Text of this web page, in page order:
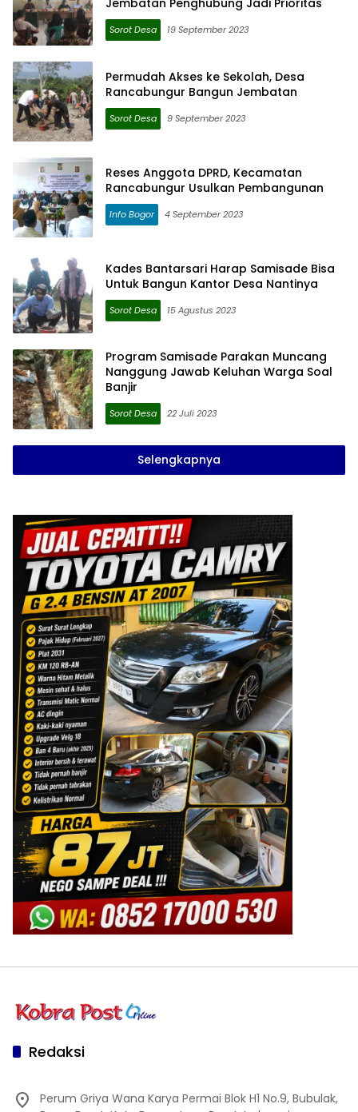
Jembatan Penghubung Jadi Prioritas
Sorot Desa 19 September 2023
Permudah Akses ke Sekolah, Desa
Rancabungur Bangun Jembatan
Sorot Desa 9 September 2023
Reses Anggota DPRD, Kecamatan
Rancabungur Usulkan Pembangunan
Info Bogor 4 September 2023
Kades Bantarsari Harap Samisade Bisa
Untuk Bangun Kantor Desa Nantinya
Sorot Desa 15 Agustus 2023
Program Samisade Parakan Muncang
Nanggung Jawab Keluhan Warga Soal
Banjir
Sorot Desa 22 Juli 2023
Selengkapnya
Redaksi
Perum Griya Wana Karya Permai Blok H1 No.9, Bubulak,